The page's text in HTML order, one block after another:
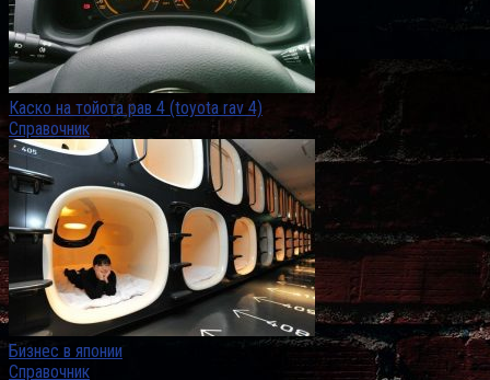
Каско на тойота рав 4 (toyota rav 4)
Справочник
Бизнес в японии
Справочник